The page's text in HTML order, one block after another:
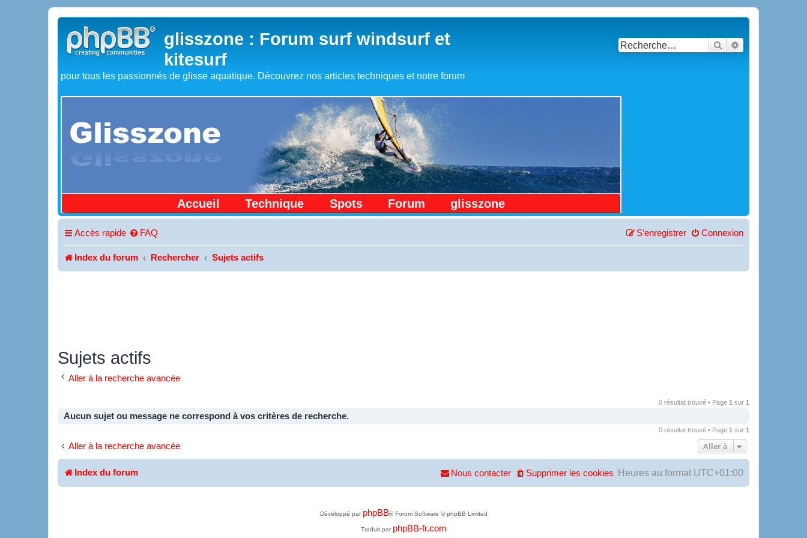
glisszone : Forum surf windsurf et
kitesurf
pour tous les passionnés de glisse aquatique. Découvrez nos articles techniques et notre forum
Accueil Technique Spots Forum glisszone
Rechercher
Accès rapide FAQ Connexion
S’enregistrer
Index du forum Rechercher Sujets actifs
Sujets actifs
Aller à la recherche avancée
0 résultat trouvé • Page 1 sur 1
Aucun sujet ou message ne correspond à vos critères de recherche.
0 résultat trouvé • Page 1 sur 1
Aller à la recherche avancée Aller à
Index du forum Heures au format UTC+01:00
Supprimer les cookies
Nous contacter
Développé par phpBB® Forum Software © phpBB Limited
Traduit par phpBB-fr.com